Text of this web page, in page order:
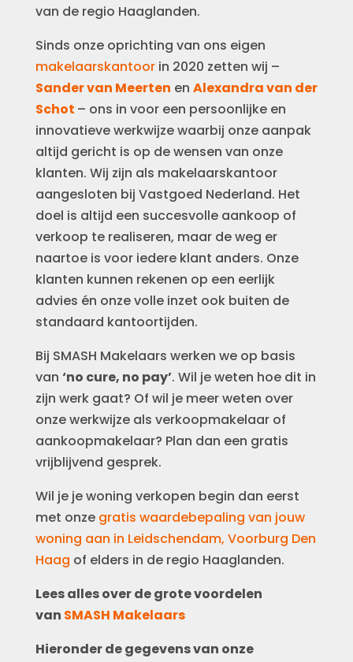
van de regio Haaglanden.
Sinds onze oprichting van ons eigen
makelaarskantoorin 2020 zetten wij –
Sander van Meerten en Alexandra van der
Schot – ons in voor een persoonlijke en
innovatieve werkwijze waarbij onze aanpak
altijd gericht is op de wensen van onze
klanten. Wij zijn als makelaarskantoor
aangesloten bij Vastgoed Nederland. Het
doel is altijd een succesvolle aankoop of
verkoop te realiseren, maar de weg er
naartoe is voor iedere klant anders. Onze
klanten kunnen rekenen op een eerlijk
advies én onze volle inzet ook buiten de
standaard kantoortijden.
Bij SMASH Makelaars werken we op basis
van ‘no cure, no pay’. Wil je weten hoe dit in
zijn werk gaat? Of wil je meer weten over
onze werkwijze als verkoopmakelaar of
aankoopmakelaar? Plan dan een gratis
vrijblijvend gesprek.
Wil je je woning verkopen begin dan eerst
met onze gratis waardebepaling van jouw
woning aan in Leidschendam, Voorburg Den
Haag of elders in de regio Haaglanden.
Lees alles over de grote voordelen
van SMASH Makelaars
Hieronder de gegevens van onze